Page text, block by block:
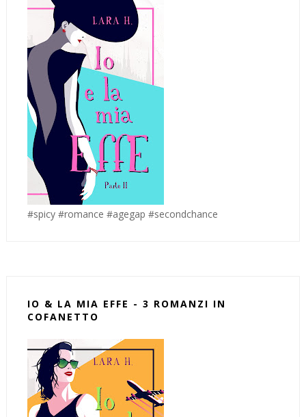
#spicy #romance #agegap #secondchance
IO & LA MIA EFFE - 3 ROMANZI IN
COFANETTO